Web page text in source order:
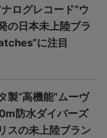
ナログレコード”ウ
の日本未上陸ブラ
に注目
製“高機能”ムーヴ
防水ダイバーズ
スの未上陸ブラン